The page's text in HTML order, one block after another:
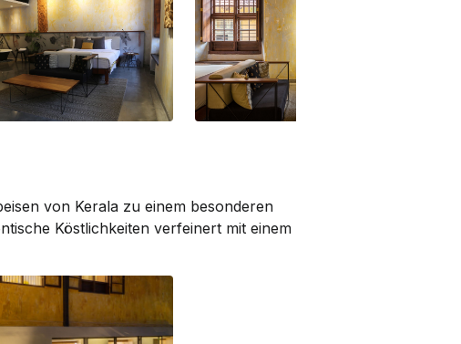
von Kerala zu einem besonderen
Köstlichkeiten verfeinert mit einem